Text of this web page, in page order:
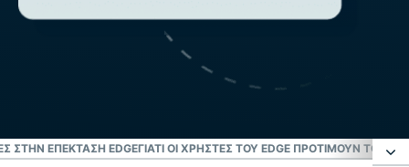
ΣΤΗΝ ΕΠΈΚΤΑΣΗ EDGEΓΙΑΤΊ ΟΙ ΧΡΉΣΤΕΣ ΤΟΥ EDGE ΠΡΟΤΙΜΟΎΝ ΤΟ